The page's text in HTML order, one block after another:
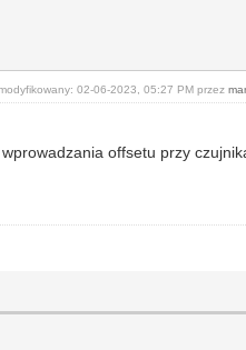
02-06-2023, 05:27 PM przez
offsetu przy